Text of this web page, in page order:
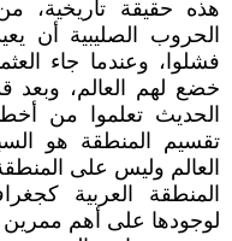
هذه حقيقة تاريخية،
الحروب الصليبية أن
فشلوا، وعندما جاء
خضع لهم العالم، وبعد
الحديث تعلموا من
تقسيم المنطقة هو
العالم وليس على
المنطقة العربية
لوجودها على أهم